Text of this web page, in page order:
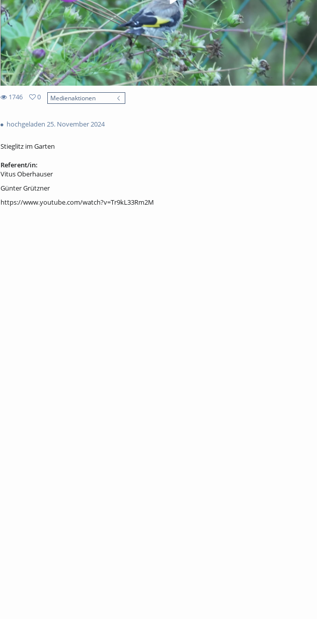
1746
views
0
Medienaktionen
hochgeladen 25. November 2024
Stieglitz im Garten
Referent/in:
Vitus Oberhauser
Günter Grützner
https://www.youtube.com/watch?v=Tr9kL33Rm2M